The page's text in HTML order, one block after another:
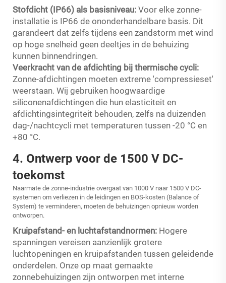
Stofdicht (IP66) als basisniveau: Voor elke zonne-
installatie is IP66 de ononderhandelbare basis. Dit
garandeert dat zelfs tijdens een zandstorm met wind
op hoge snelheid geen deeltjes in de behuizing
kunnen binnendringen.
Veerkracht van de afdichting bij thermische cycli:
Zonne-afdichtingen moeten extreme 'compressieset'
weerstaan. Wij gebruiken hoogwaardige
siliconenafdichtingen die hun elasticiteit en
afdichtingsintegriteit behouden, zelfs na duizenden
dag-/nachtcycli met temperaturen tussen -20 °C en
+80 °C.
4. Ontwerp voor de 1500 V DC-
toekomst
Naarmate de zonne-industrie overgaat van 1000 V naar 1500 V DC-
systemen om verliezen in de leidingen en BOS-kosten (Balance of
System) te verminderen, moeten de behuizingen opnieuw worden
ontworpen.
Kruipafstand- en luchtafstandnormen: Hogere
spanningen vereisen aanzienlijk grotere
luchtopeningen en kruipafstanden tussen geleidende
onderdelen. Onze op maat gemaakte
zonnebehuizingen zijn ontworpen met interne